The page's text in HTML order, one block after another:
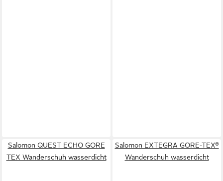
Salomon QUEST ECHO GORE
TEX Wanderschuh wasserdicht
Salomon EXTEGRA GORE-TEX®
Wanderschuh wasserdicht